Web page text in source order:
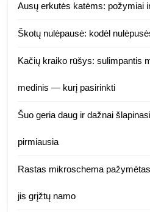
Ausų erkutės katėms: požymiai
Škotų nulėpausė: kodėl
Kačių kraiko rūšys: sulimpantis
medinis — kurį pasirinkti
Šuo geria daug ir dažnai
pirmiausia
Rastas mikroschema
jis grįžtų namo